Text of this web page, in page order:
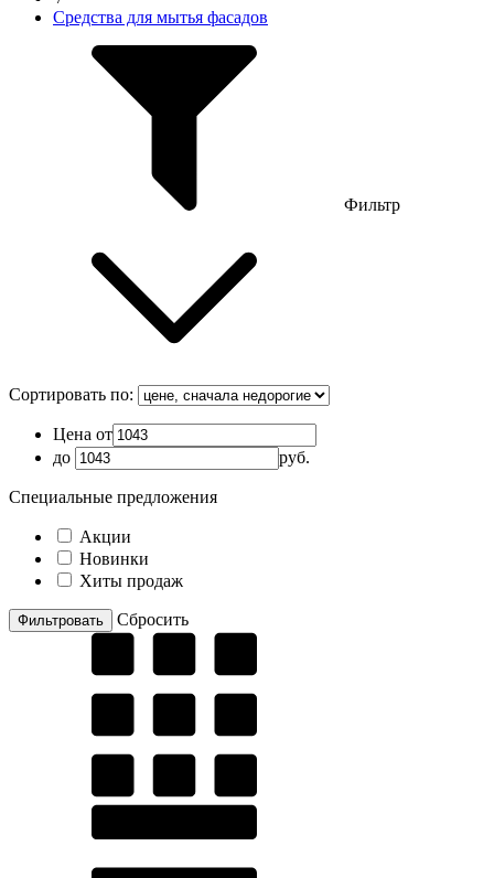
Средства для мытья фасадов
Фильтр
Сортировать по:
Цена от
до
руб.
Специальные предложения
Акции
Новинки
Хиты продаж
Cбросить